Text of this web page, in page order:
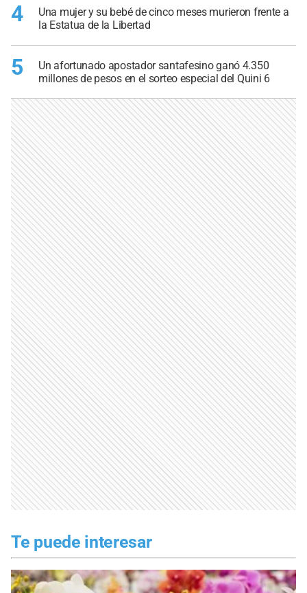
4
Una mujer y su bebé de cinco meses murieron frente a
la Estatua de la Libertad
5
Un afortunado apostador santafesino ganó 4.350
millones de pesos en el sorteo especial del Quini 6
Te puede interesar